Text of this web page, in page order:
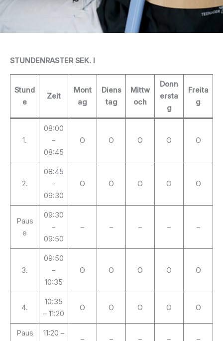
STUNDENRASTER SEK. I
Stund
e
Zeit
Mont
ag
Diens
tag
Mittw
och
Donn
ersta
g
Freita
g
1.
08:00
–
08:45
O O O O O
2.
08:45
–
09:30
O O O O O
Paus
e
09:30
–
09:50
– – – – –
3.
09:50
–
10:35
O O O O O
4.
10:35
– 11:20
O O O O O
Paus
11:20 –
– – – – –